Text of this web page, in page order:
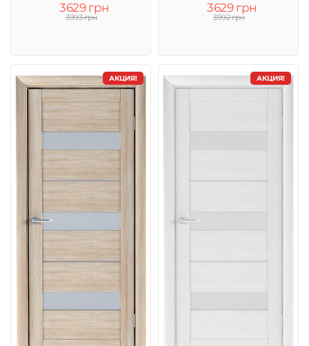
3629 грн
3993 грн
3629 грн
3992 грн
АКЦИЯ! АКЦИЯ!